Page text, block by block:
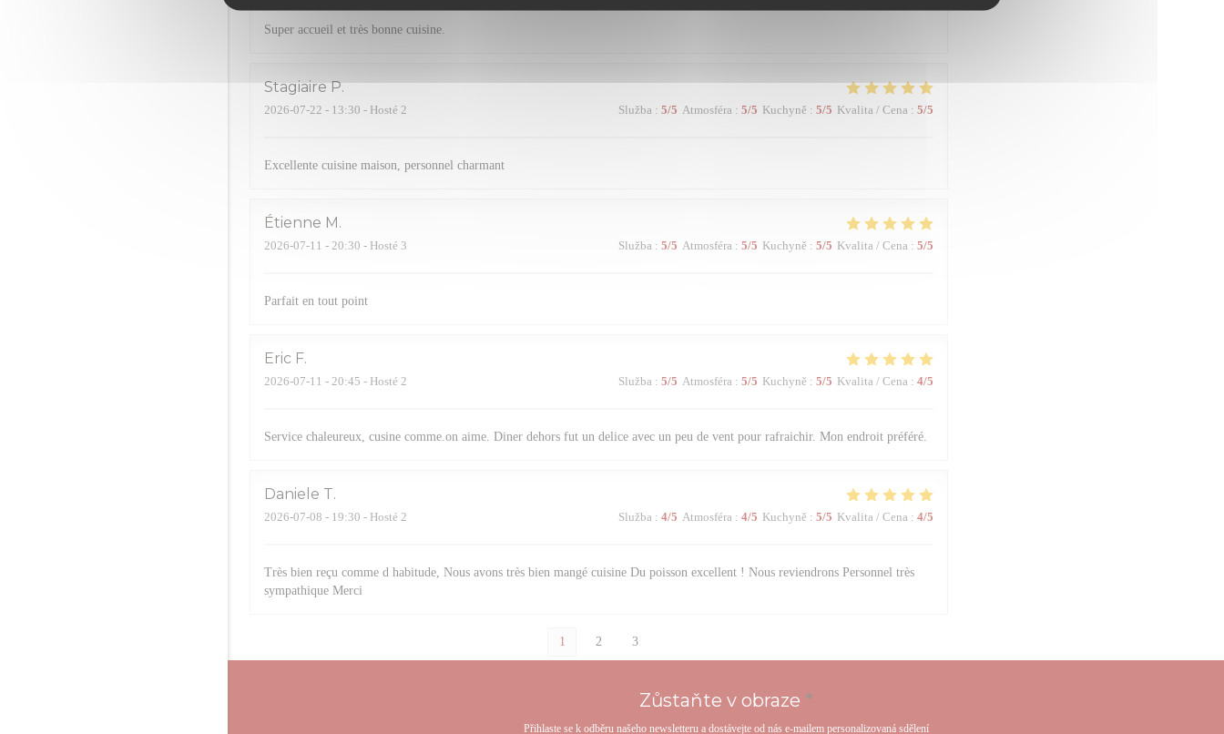
Super accueil et très bonne cuisine.
Stagiaire P
2026-07-22 - 13:30 - Hosté 2 Služba : 5/5 Atmosféra : 5/5 Kuchyně : 5/5 Kvalita / Cena : 5/5
Excellente cuisine maison, personnel charmant
Étienne M
2026-07-11 - 20:30 - Hosté 3 Služba : 5/5 Atmosféra : 5/5 Kuchyně : 5/5 Kvalita / Cena : 5/5
Parfait en tout point
Eric F
2026-07-11 - 20:45 - Hosté 2 Služba : 5/5 Atmosféra : 5/5 Kuchyně : 5/5 Kvalita / Cena : 4/5
Service chaleureux, cusine comme.on aime. Diner dehors fut un delice avec un peu de vent pour rafraichir. Mon endroit préféré.
Daniele T
2026-07-08 - 19:30 - Hosté 2 Služba : 4/5 Atmosféra : 4/5 Kuchyně : 5/5 Kvalita / Cena : 4/5
Très bien reçu comme d habitude, Nous avons très bien mangé cuisine Du poisson excellent ! Nous reviendrons Personnel très
sympathique Merci
1 2 3
Zůstaňte v obraze *
Přihlaste se k odběru našeho newsletteru a dostávejte od nás e-mailem personalizovaná sdělení